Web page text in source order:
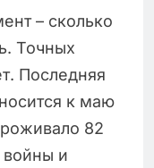
– сколько
Точных
Последняя
к маю
82
войны и